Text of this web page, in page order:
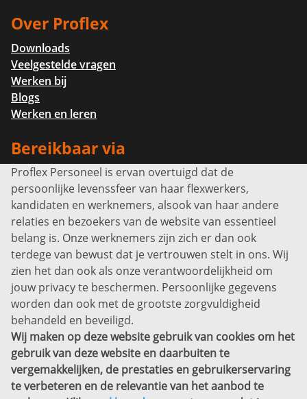
Over Proflex
Downloads
Veelgestelde vragen
Werken bij
Blogs
Werken en leren
Bereikbaar via
Info@proflexpersoneel.nl
Bel ons:+31 (0)85 0450040
Prins Willem-Alexanderlaan 301
7311 SW Apeldoorn
Disclaimer
Privacyverklaring
Sitemap
Copyright
Bekijk ook eens
Proflex Personeel is ervan overtuigd dat de
persoonlijke levenssfeer van haar flexwerkers,
kandidaten en werknemers, alsook van haar andere
relaties en bezoekers van de website van essentieel
belang is. Onze werknemers zijn zich er dan ook
terdege van bewust dat je vertrouwen stelt in ons. Wij
zien het dan ook als onze verantwoordelijkheid om
jouw privacy te beschermen. Persoonlijke gegevens
worden dan ook met de grootste zorgvuldigheid
behandeld en beveiligd.
Wij maken op deze website gebruik van cookies om het
gebruik van deze website en daarbuiten te
vergemakkelijken, de prestaties en gebruikerservaring
te verbeteren en de relevantie van het aanbod te